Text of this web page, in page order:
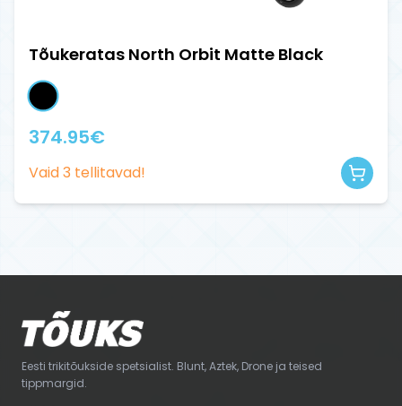
Tõukeratas North Orbit Matte Black
374.95€
Vaid3 tellitavad!
Eesti trikitõukside spetsialist. Blunt, Aztek, Drone ja teised
tippmargid.